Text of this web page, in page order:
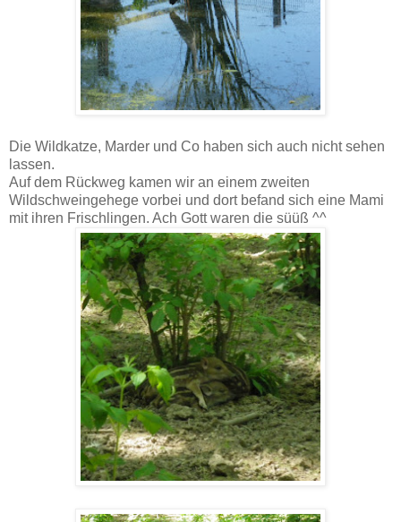
Die Wildkatze, Marder und Co haben sich auch nicht sehen
lassen.
Auf dem Rückweg kamen wir an einem zweiten
Wildschweingehege vorbei und dort befand sich eine Mami
mit ihren Frischlingen. Ach Gott waren die süüß ^^